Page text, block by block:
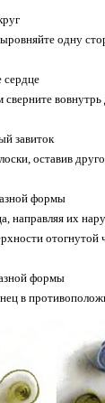
одну
сердце
вовнутрь
завиток
оставив
формы
их
отогнутой
формы
в